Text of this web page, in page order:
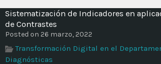
Sistematización de Indicadores en
de Contrastes
Posted on 26 marzo, 2022
Transformación Digital en el
Diagnósticas